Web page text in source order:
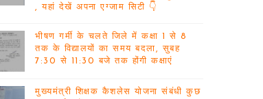
, यहां देखें अपना एग्जाम सिटी 👇
भीषण गर्मी के चलते जिले में कक्षा 1 से 8
तक के विद्यालयों का समय बदला, सुबह
7:30 से 11:30 बजे तक होंगी कक्षाएं
मुख्यमंत्री शिक्षक कैशलेस योजना संबंधी कुछ